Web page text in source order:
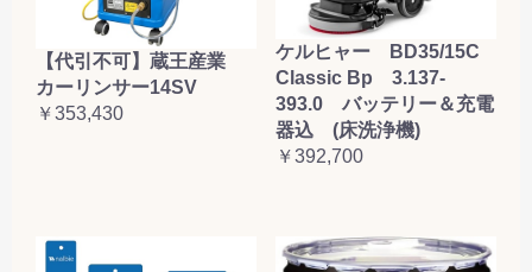
【代引不可】蔵王産業
カーリンサー14SV
￥353,430
ケルヒャー BD35/15C
Classic Bp 3.137-
393.0 バッテリー＆充電
器込 (床洗浄機)
￥392,700